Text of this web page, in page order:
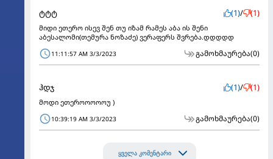
ტტტ (1)/ (1)
მიდი ეთერო ისევ შენ თუ იზამ რამეს აბა ის შენი
აბესალომი(თემურა ნოზაძე) ვერაფერს შვრება.დდდდდ
11:11:57 AM 3/3/2023 გამოხმაურება(0)
ჰდჯ (1)/ (1)
მოდი ეთეროოოოოუ )
10:39:19 AM 3/3/2023 გამოხმაურება(0)
ყველა კომენტარი